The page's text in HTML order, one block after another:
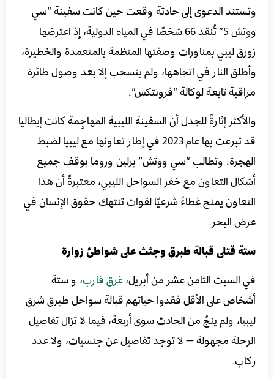
وتستند الدعوى إلى حادثة وقعت حين كانت سفينة “سي
ووتش 5” تُنقذ 66 شخصًا في المياه الدولية، إذ اعترضها
زورق ليبي بمناورات وصفتها المنظمة بالمتعمدة والخطيرة،
وأطلق النار في اتجاهها، ولم ينسحب إلا بعد وصول طائرة
مراقبة تابعة لوكالة “فرونتكس”.
والأكثر إثارةً للجدل أن السفينة الليبية المهاجِمة كانت إيطاليا
قد تبرعت بها عام 2023 في إطار تعاونها مع ليبيا لضبط
الهجرة. وتطالب “سي ووتش” برلين وروما بوقف جميع
أشكال التعاون مع خفر السواحل الليبي، معتبرةً أن هذا
التعاون يمنح غطاءً شرعيًا لقوات تنتهك حقوق الإنسان في
عرض البحر.
ستة قتلى قبالة طبرق وجثث على شواطئ زوارة
في السبت الثامن عشر من أبريل،غرق قارب، و ستة
أشخاص على الأقل فقدوا حياتهم قبالة سواحل طبرق شرق
ليبيا، ولم ينجُ من الحادث سوى أربعة، فيما لا تزال تفاصيل
الرحلة مجهولة — لا توجد تفاصيل عن جنسيات، ولا عدد
ركاب.